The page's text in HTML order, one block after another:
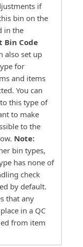
if
bin on the
in the
Bin Code
also set up
for
and items
You can
this type of
to make
to the
Note:
bin types,
has none of
check
by default.
that any
in a QC
from item